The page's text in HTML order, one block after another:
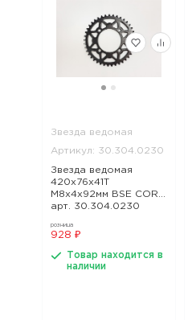
Звезда ведомая
Артикул: 30.304.0230
Звезда ведомая
420x76x41Т
М8х4х92мм BSE CORE,
арт. 30.304.0230
розница
928 ₽
Товар находится в
наличии